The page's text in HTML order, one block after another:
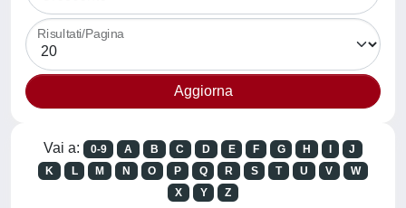
Risultati/Pagina
Vai a: 0-9 A B C D E F G H
J
K
L M N O P Q R S T U V
W
X
Y Z